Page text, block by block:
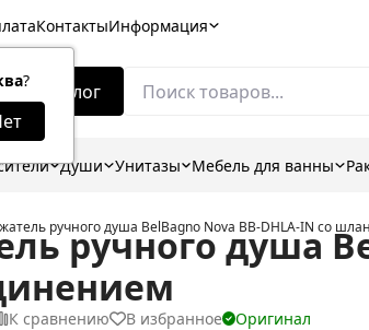
?
КонтактыИнформация
Каталог
Души Унитазы Мебель для ванны
ручного душа BelBagno Nova BB-DHLA-IN со
ручного душа
К сравнению В избранное Оригинал